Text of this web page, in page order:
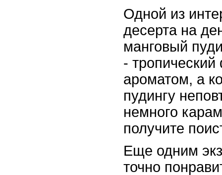
Одной из
десерта на
манговый
-
ароматом, а
пудингу
немного
получите
Еще одним
точно